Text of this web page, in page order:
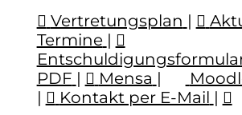
Vertretungsplan |
Termine |
PDF | Mensa |
|
Kontakt per E-Mail |